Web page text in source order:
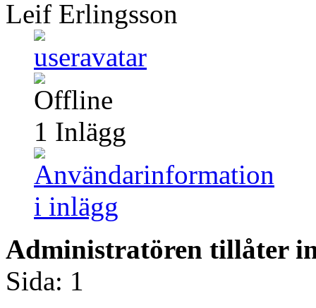
Leif Erlingsson
1 Inlägg
Administratören tillåter
Sida: 1